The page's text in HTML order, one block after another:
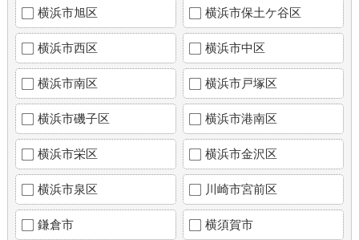
横浜市旭区 横浜市保土ケ谷区
横浜市西区 横浜市中区
横浜市南区 横浜市戸塚区
横浜市磯子区 横浜市港南区
横浜市栄区 横浜市金沢区
横浜市泉区 川崎市宮前区
鎌倉市 横須賀市